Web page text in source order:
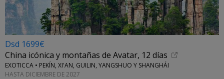
Dsd 1699€
China icónica y montañas de Avatar, 12 días
EXOTICCA • PEKÍN, XI'AN, GUILIN, YANGSHUO Y SHANGHÁI
HASTA DICIEMBRE DE 2027